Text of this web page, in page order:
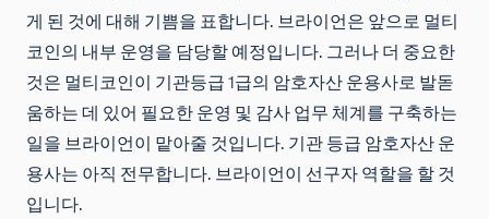
게 된 것에 대해 기쁨을 표합니다. 브라이언은 앞으로 멀티
코인의 내부 운영을 담당할 예정입니다. 그러나 더 중요한
것은 멀티코인이 기관등급 1급의 암호자산 운용사로 발돋
움하는 데 있어 필요한 운영 및 감사 업무 체계를 구축하는
일을 브라이언이 맡아줄 것입니다. 기관 등급 암호자산 운
용사는 아직 전무합니다. 브라이언이 선구자 역할을 할 것
입니다.